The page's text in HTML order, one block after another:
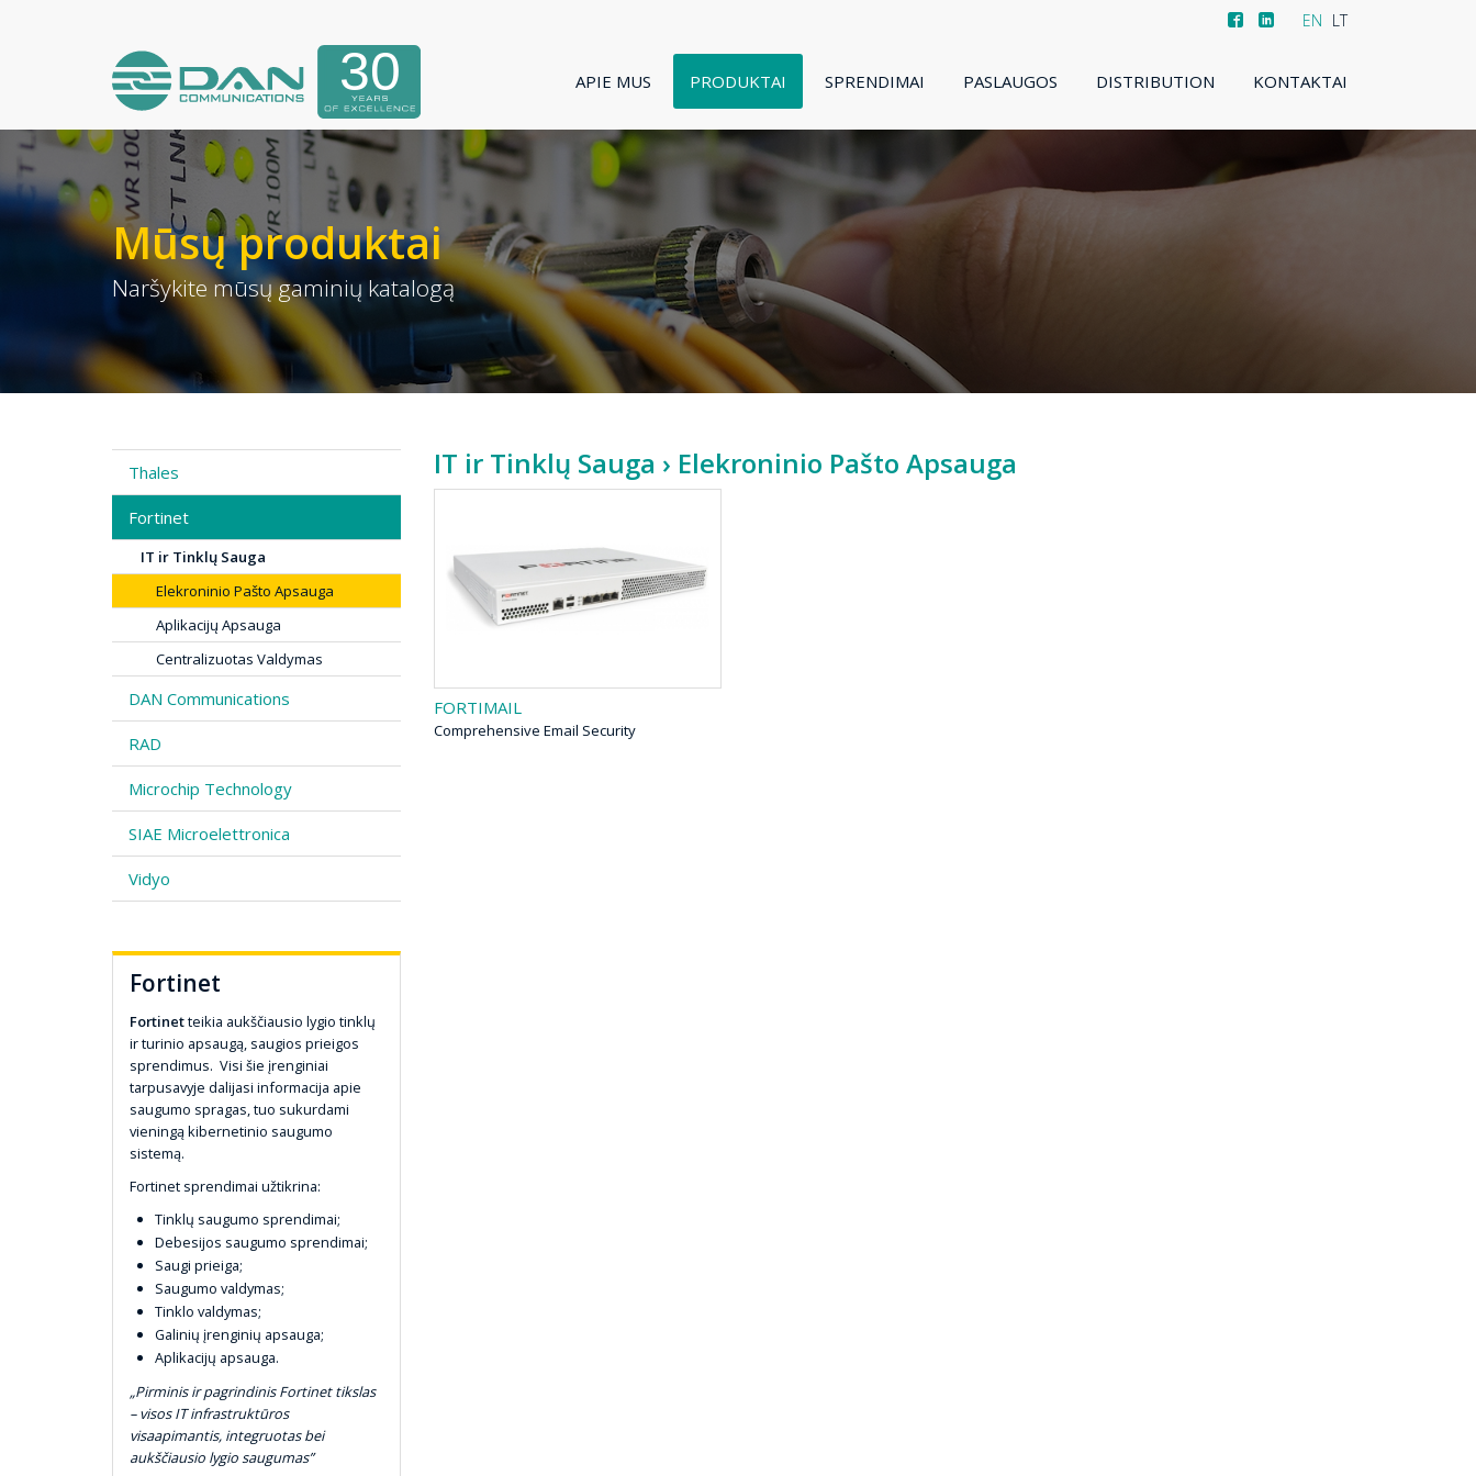
EN LT
APIE MUS PRODUKTAI SPRENDIMAI PASLAUGOS DISTRIBUTION KONTAKTAI
Mūsų produktai
Naršykite mūsų gaminių katalogą
Thales
Fortinet
IT ir Tinklų Sauga
Elekroninio Pašto Apsauga
Aplikacijų Apsauga
Centralizuotas Valdymas
DAN Communications
RAD
Microchip Technology
SIAE Microelettronica
Vidyo
Fortinet
Fortinetteikia aukščiausio lygio tinklų
ir turinio apsaugą, saugios prieigos
sprendimus. Visi šie įrenginiai
tarpusavyje dalijasi informacija apie
saugumo spragas, tuo sukurdami
vieningą kibernetinio saugumo
sistemą.
Fortinet sprendimai užtikrina:
Tinklų saugumo sprendimai;
Debesijos saugumo sprendimai;
Saugi prieiga;
Saugumo valdymas;
Tinklo valdymas;
Galinių įrenginių apsauga;
Aplikacijų apsauga.
„Pirminis ir pagrindinis Fortinet tikslas
– visos IT infrastruktūros
visaapimantis, integruotas bei
aukščiausio lygio saugumas”
IT ir Tinklų Sauga › Elekroninio Pašto Apsauga
FORTIMAIL
Comprehensive Email Security